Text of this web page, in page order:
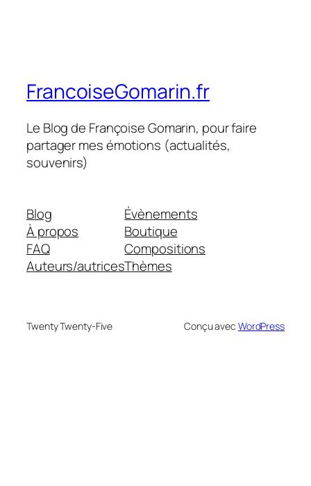
FrancoiseGomarin.fr
Le Blog de Françoise Gomarin, pour faire
partager mes émotions (actualités,
souvenirs)
Blog
À propos
FAQ
Auteurs/autrices
Évènements
Boutique
Compositions
Thèmes
Twenty Twenty-Five Conçu avec WordPress